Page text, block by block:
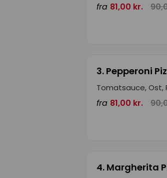
fra 81,00 kr.
3. Pepperoni
Tomatsauce, Ost,
fra 81,00 kr.
4. Margherita